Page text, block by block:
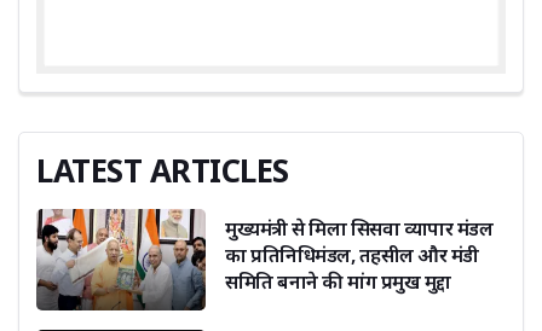
LATEST ARTICLES
मुख्यमंत्री से मिला सिसवा व्यापार मंडल
का प्रतिनिधिमंडल, तहसील और मंडी
समिति बनाने की मांग प्रमुख मुद्दा